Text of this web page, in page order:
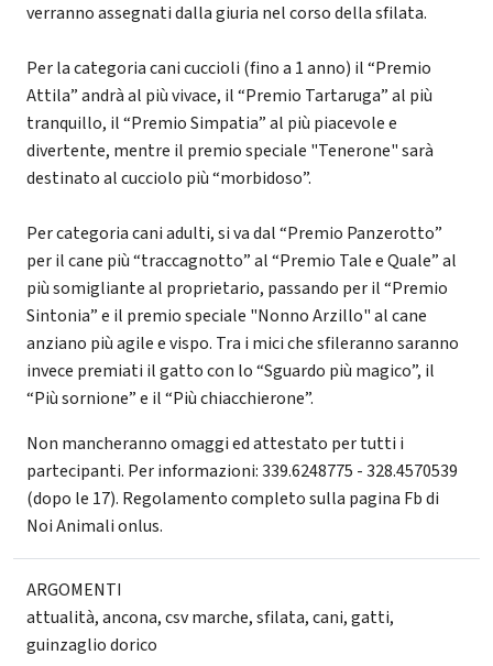
verranno assegnati dalla giuria nel corso della sfilata.
Per la categoria cani cuccioli (fino a 1 anno) il “Premio
Attila” andrà al più vivace, il “Premio Tartaruga” al più
tranquillo, il “Premio Simpatia” al più piacevole e
divertente, mentre il premio speciale "Tenerone" sarà
destinato al cucciolo più “morbidoso”.
Per categoria cani adulti, si va dal “Premio Panzerotto”
per il cane più “traccagnotto” al “Premio Tale e Quale” al
più somigliante al proprietario, passando per il “Premio
Sintonia” e il premio speciale "Nonno Arzillo" al cane
anziano più agile e vispo. Tra i mici che sfileranno saranno
invece premiati il gatto con lo “Sguardo più magico”, il
“Più sornione” e il “Più chiacchierone”.
Non mancheranno omaggi ed attestato per tutti i
partecipanti. Per informazioni: 339.6248775 - 328.4570539
(dopo le 17). Regolamento completo sulla pagina Fb di
Noi Animali onlus.
ARGOMENTI
attualità,ancona,csv marche,sfilata,cani,gatti,
guinzaglio dorico